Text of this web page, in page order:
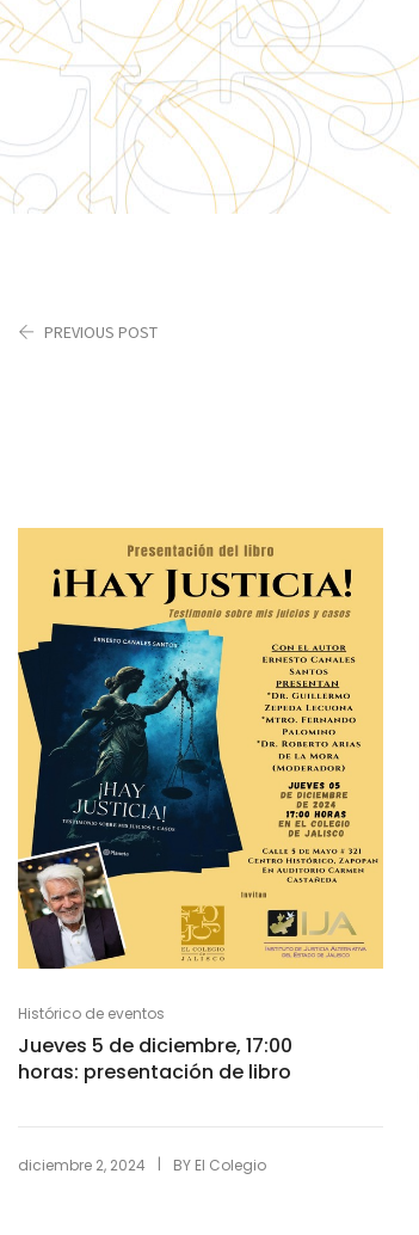
PREVIOUS POST
Histórico de eventos
Jueves 5 de diciembre, 17:00
horas: presentación de libro
diciembre 2, 2024 | BY El Colegio